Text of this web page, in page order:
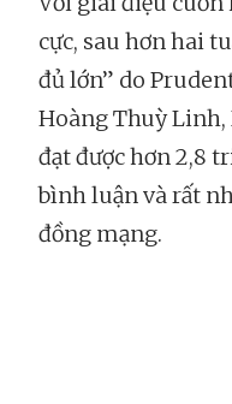
cực, sau hơn hai
đủ lớn” do
Hoàng Thuỳ Linh,
đạt được hơn 2,8
bình luận và rất
đồng mạng.